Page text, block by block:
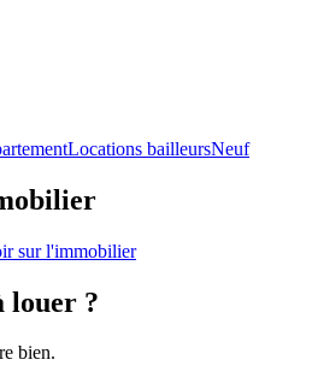
Locations bailleursNeuf
sur l'immobilier
louer ?
bien.